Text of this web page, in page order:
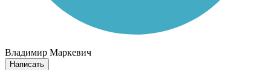
Владимир Маркевич
Написать